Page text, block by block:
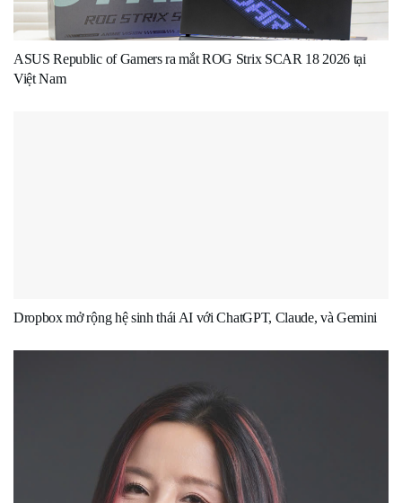
ASUS Republic of Gamers ra mắt ROG Strix SCAR 18 2026 tại
Việt Nam
Dropbox mở rộng hệ sinh thái AI với ChatGPT, Claude, và Gemini